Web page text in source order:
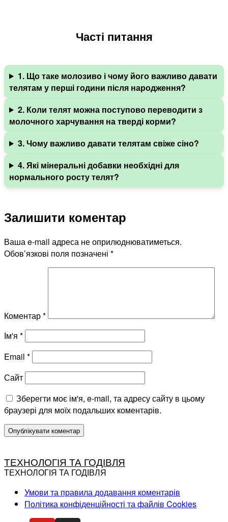
Часті питання
1. Що таке молозиво і чому його важливо давати
телятам у перші години після народження?
2. Коли телят можна поступово переводити з
молочного харчування на тверді корми?
3. Чому важливо давати телятам свіже сіно?
4. Які мінеральні добавки необхідні для
нормального росту телят?
Залишити коментар
Ваша e-mail адреса не оприлюднюватиметься.
Обов’язкові поля позначені *
Коментар*
Ім'я *
Email *
Сайт
Зберегти моє ім'я, e-mail, та адресу сайту в цьому
браузері для моїх подальших коментарів.
ТЕХНОЛОГІЯ ТА ГОДІВЛЯ
ТЕХНОЛОГІЯ ТА ГОДІВЛЯ
Умови та правила додавання коментарів
Політика конфіденційності та файлів Cookies